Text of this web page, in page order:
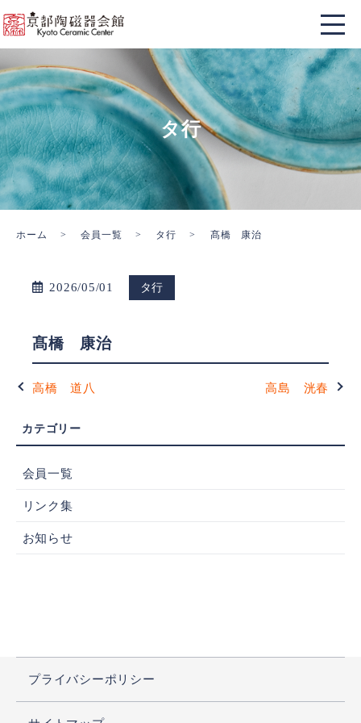
タ行
ホーム 会員一覧 タ行 髙橋 康治
2026/05/01 タ行
髙橋 康治
高橋 道八 高島 洸春
会員一覧
リンク集
お知らせ
プライバシーポリシー